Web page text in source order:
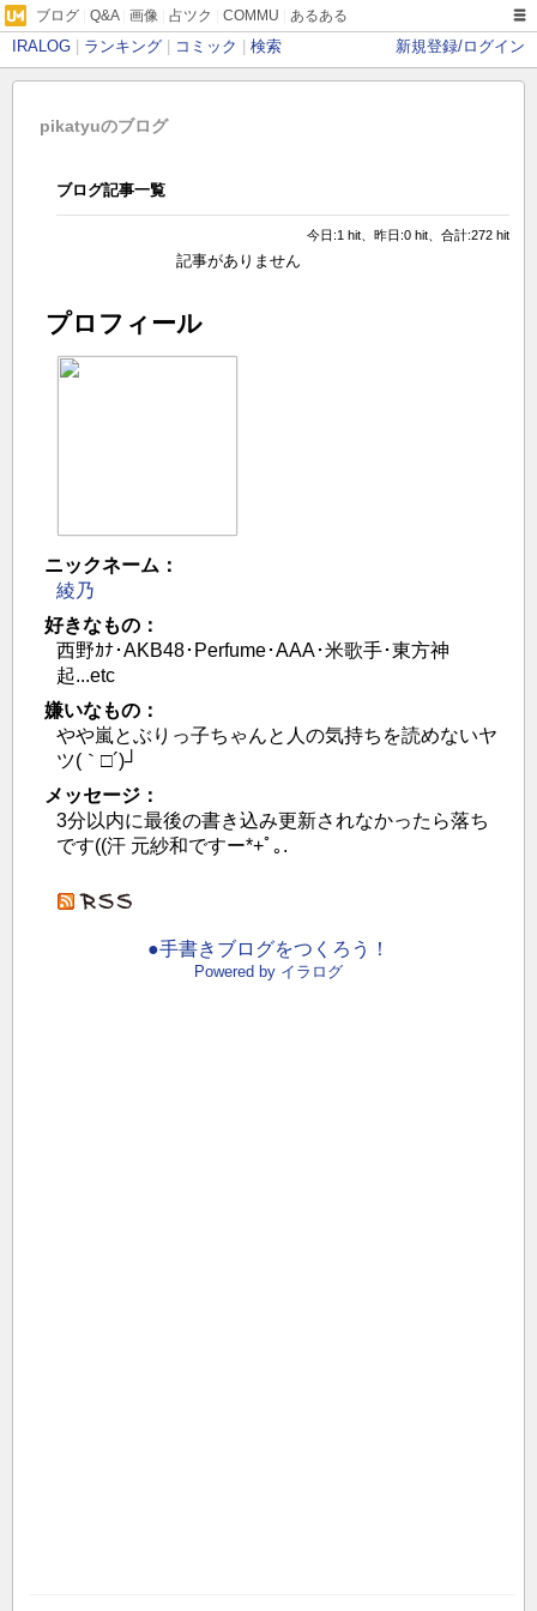
ブログ Q&A| 画像 占ツク COMMU あるある
IRALOG ランキング コミック 検索 新規登録/ログイン
pikatyuのブログ
ブログ記事一覧
今日:1 hit、昨日:0 hit、合計:272 hit
記事がありません
プロフィール
ニックネーム：
綾乃
好きなもの：
西野ｶﾅ･AKB48･Perfume･AAA･米歌手･東方神
起...etc
嫌いなもの：
やや嵐とぶりっ子ちゃんと人の気持ちを読めないヤ
ツ(｀□´)┘
メッセージ：
3分以内に最後の書き込み更新されなかったら落ち
です((汗 元紗和ですー*+ﾟ｡.
●手書きブログをつくろう！
Powered by イラログ